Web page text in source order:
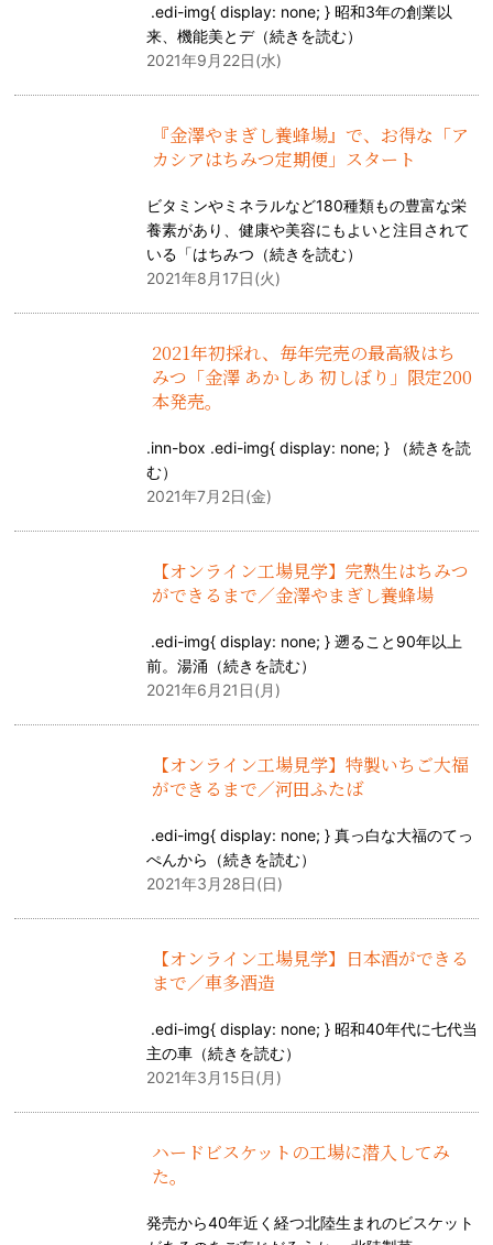
.edi-img{ display: none; } 昭和3年の創業以
来、機能美とデ（続きを読む）
2021年9月22日(水)
『金澤やまぎし養蜂場』で、お得な「ア
カシアはちみつ定期便」スタート
ビタミンやミネラルなど180種類もの豊富な栄
養素があり、健康や美容にもよいと注目されて
いる「はちみつ（続きを読む）
2021年8月17日(火)
2021年初採れ、毎年完売の最高級はち
みつ「金澤 あかしあ 初しぼり」限定200
本発売。
.inn-box .edi-img{ display: none; } （続きを読
む）
2021年7月2日(金)
【オンライン工場見学】完熟生はちみつ
ができるまで／金澤やまぎし養蜂場
.edi-img{ display: none; } 遡ること90年以上
前。湯涌（続きを読む）
2021年6月21日(月)
【オンライン工場見学】特製いちご大福
ができるまで／河田ふたば
.edi-img{ display: none; } 真っ白な大福のてっ
ぺんから（続きを読む）
2021年3月28日(日)
【オンライン工場見学】日本酒ができる
まで／車多酒造
.edi-img{ display: none; } 昭和40年代に七代当
主の車（続きを読む）
2021年3月15日(月)
ハードビスケットの工場に潜入してみ
た。
発売から40年近く経つ北陸生まれのビスケット